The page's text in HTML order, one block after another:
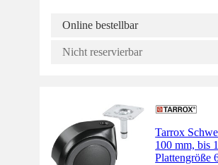
Online bestellbar
Nicht reservierbar
Tarrox
100 mm, bis
Plattengröße